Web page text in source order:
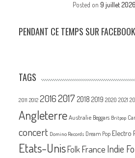
Posted on9 juillet 2026
PENDANT CE TEMPS SUR FACEBOOK
TAGS
2011 2012 20162017 2018 2019 2020 2021
Angleterre Australie Beggars Britpop
concert Domino Records Dream Pop Electro
Etats-UnisFolk France Indie